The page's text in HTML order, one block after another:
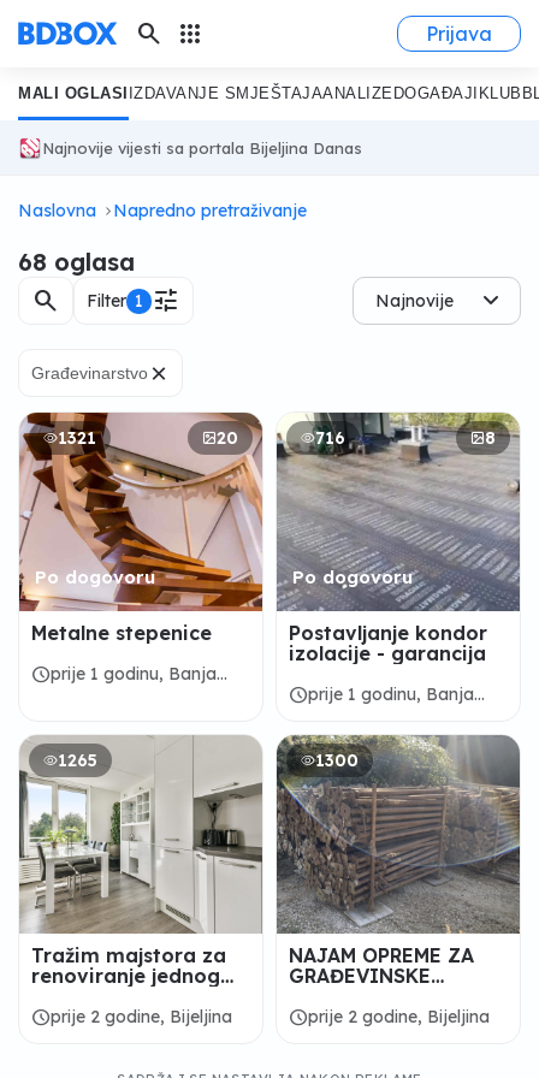
search apps Prijava
MALI OGLASI IZDAVANJE SMJEŠTAJAANALIZE DOGAĐAJI KLUB
Najnovije vijesti sa portala Bijeljina Danas
Naslovna Napredno pretraživanje
68 oglasa
search Filter 1 tune Najnovije
Građevinarstvo×
1321 20
Po dogovoru
Metalne stepenice
scheduleprije 1 godinu, Banja
716 8
Po dogovoru
Postavljanje kondor
izolacije - garancija
scheduleprije 1 godinu, Banja
1265
Tražim majstora za
renoviranje jednog
scheduleprije 2 godine, Bijeljina
1300
NAJAM OPREME ZA
GRAĐEVINSKE
MEHANIZACIJE
scheduleprije 2 godine, Bijeljina